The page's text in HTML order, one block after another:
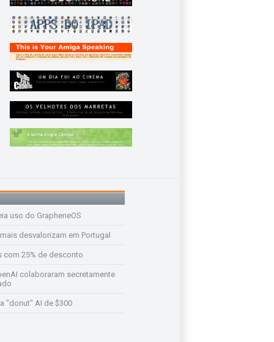
uso do GrapheneOS
desvalorizam em Portugal
com 25% de desconto
colaboraram secretamente
"donut" AI de $300